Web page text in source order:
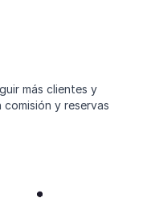
más clientes y
y reservas